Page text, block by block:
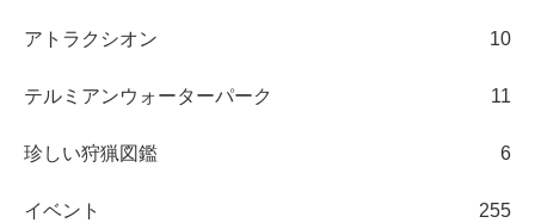
アトラクシオン 10
テルミアンウォーターパーク 11
珍しい狩猟図鑑 6
イベント 255